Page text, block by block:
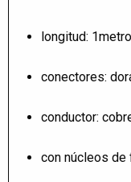
longitud: 1metro
conectores:
conductor:
con núcleos de